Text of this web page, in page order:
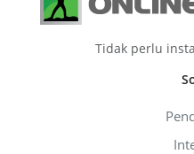
Tidak perlu